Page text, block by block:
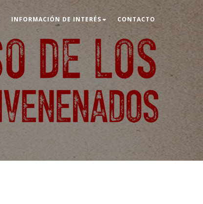
INFORMACIÓN DE INTERÉS CONTACTO